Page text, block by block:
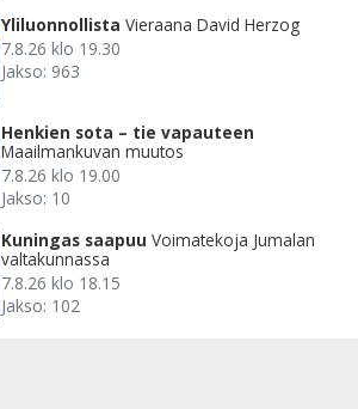
Yliluonnollista Vieraana David Herzog
7.8.26 klo 19.30
Jakso: 963
Henkien sota – tie vapauteen
Maailmankuvan muutos
7.8.26 klo 19.00
Jakso: 10
Kuningas saapuu Voimatekoja Jumalan
valtakunnassa
7.8.26 klo 18.15
Jakso: 102